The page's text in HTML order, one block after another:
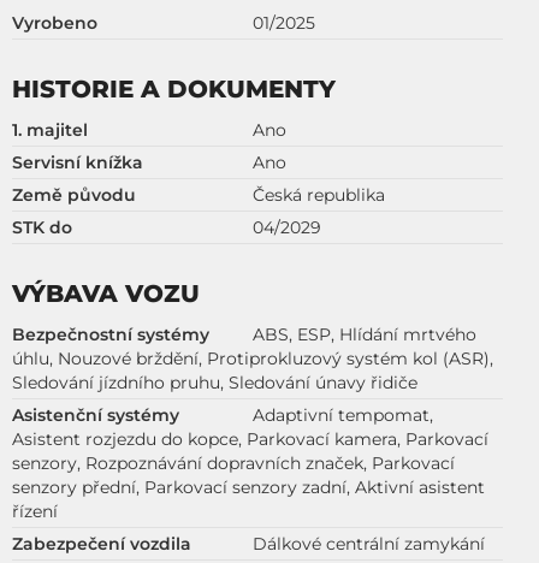
Vyrobeno 01/2025
HISTORIE A DOKUMENTY
1. majitel
Ano
Servisní knížka
Ano
Země původu
Česká republika
STK do
04/2029
VÝBAVA VOZU
Bezpečnostní systémy
ABS, ESP, Hlídání mrtvého
úhlu, Nouzové brždění, Protiprokluzový systém kol (ASR),
Sledování jízdního pruhu, Sledování únavy řidiče
Asistenční systémy
Adaptivní tempomat,
Asistent rozjezdu do kopce, Parkovací kamera, Parkovací
senzory, Rozpoznávání dopravních značek, Parkovací
senzory přední, Parkovací senzory zadní, Aktivní asistent
řízení
Zabezpečení vozdila
Dálkové centrální zamykání